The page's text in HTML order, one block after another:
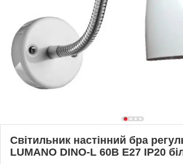
Світильник настінний бра
LUMANO DINO-L 60В Е27 IP20